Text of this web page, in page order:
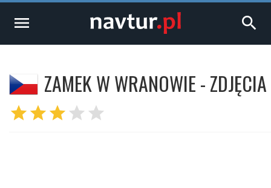
menu search
ZAMEK W WRANOWIE - ZDJĘCIA
starstarstar star star